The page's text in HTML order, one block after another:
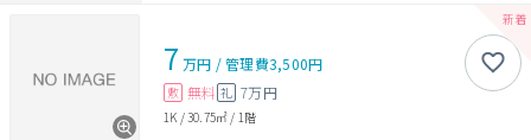
7 万円 /管理費3,500円
敷 無料 礼 7万円
1K /30.75㎡ / 1階